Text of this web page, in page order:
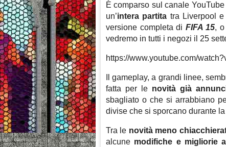
È comparso sul canale YouTube
un’intera partita tra Liverpool
versione completa di FIFA 15,
vedremo in tutti i negozi il 25
https://www.youtube.com/
Il gameplay, a grandi linee,
fatta per le novità già
sbagliato o che si arrabbiano
divise che si sporcano durante la
Tra le novità meno
alcune modifiche e migliorie